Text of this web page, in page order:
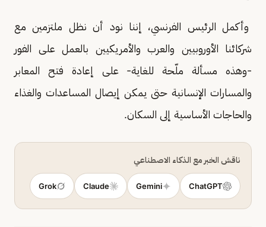
وأكمل الرئيس الفرنسي، إننا نود أن نظل ملتزمين مع
شركائنا الأوروبيين والعرب والأمريكيين بالعمل على الفور
-وهذه مسألة ملّحة للغاية- على إعادة فتح المعابر
والمسارات الإنسانية حتى يمكن إيصال المساعدات والغذاء
والحاجات الأساسية إلى السكان.
ناقش الخبر مع الذكاء الاصطناعي
ChatGPT
Gemini
Claude
Grok